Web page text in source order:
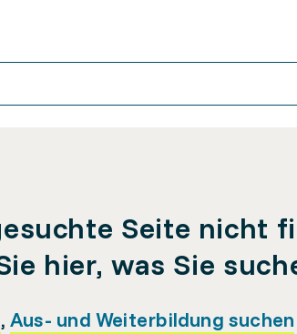
Seite nicht
hier, was Sie
, Aus- und Weiterbildung suchen